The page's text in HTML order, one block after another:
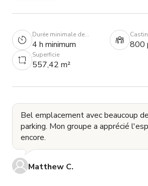
Durée minimale de
réservation
4 h minimum 800
Superficie
557,42 m²
Bel emplacement avec beaucoup
parking. Mon groupe a apprécié
encore.
Matthew C.